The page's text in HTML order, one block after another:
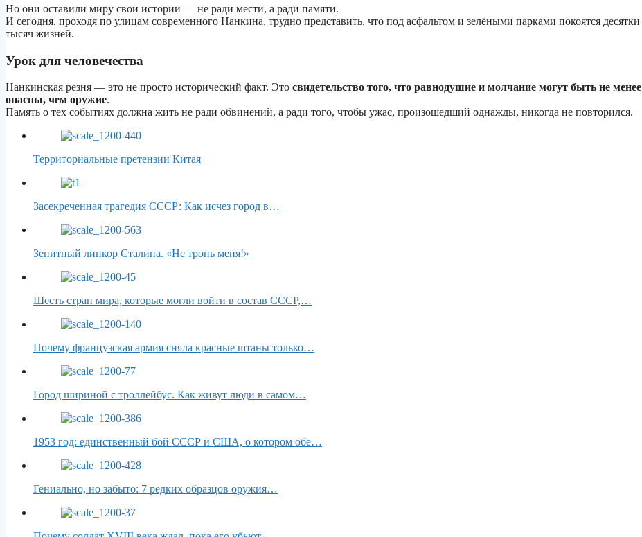
Но они оставили миру свои истории — не ради мести, а ради памяти.
И сегодня, проходя по улицам современного Нанкина, трудно представить, что под асфальтом и зелёными парками покоятся десятки
тысяч жизней.
Урок для человечества
Нанкинская резня — это не просто исторический факт. Это свидетельство того, что равнодушие и молчание могут быть не менее
опасны, чем оружие.
Память о тех событиях должна жить не ради обвинений, а ради того, чтобы ужас, произошедший однажды, никогда не повторился.
Территориальные претензии Китая
Засекреченная трагедия СССР: Как исчез город в…
Зенитный линкор Сталина. «Не тронь меня!»
Шесть стран мира, которые могли войти в состав СССР,…
Почему французская армия сняла красные штаны только…
Город шириной с троллейбус. Как живут люди в самом…
1953 год: единственный бой СССР и США, о котором обе…
Гениально, но забыто: 7 редких образцов оружия…